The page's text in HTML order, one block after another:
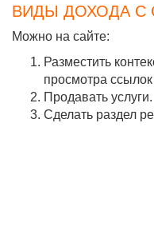
ВИДЫ ДОХОДА С
Можно на сайте:
Разместить
просмотра
Продавать услуги.
Сделать раздел